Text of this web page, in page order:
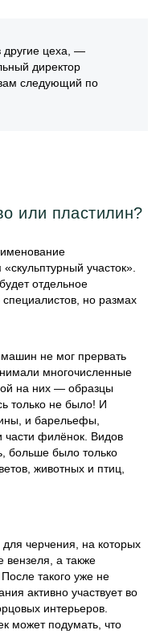
цеха, —
директор
следующий по
или пластилин?
участок».
отдельное
но размах
не мог прервать
многочисленные
на них — образцы
только не было! И
и барельефы,
филёнок. Видов
больше было только
животных и птиц,
черчения, на которых
а также
такого уже не
активно участвует во
интерьеров.
может подумать, что